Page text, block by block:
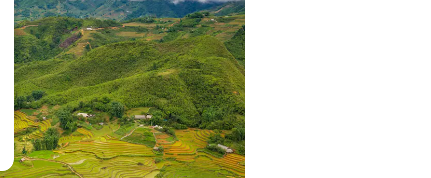
e shigjetave lart e poshtë ose eksploro duke prekur ose duke lëvizur ekranin.